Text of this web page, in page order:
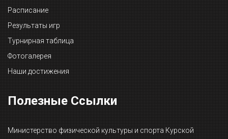
Расписание
Результаты игр
Турнирная таблица
Фотогалерея
Наши достижения
Полезные Ссылки
Министерство физической культуры и спорта Курской